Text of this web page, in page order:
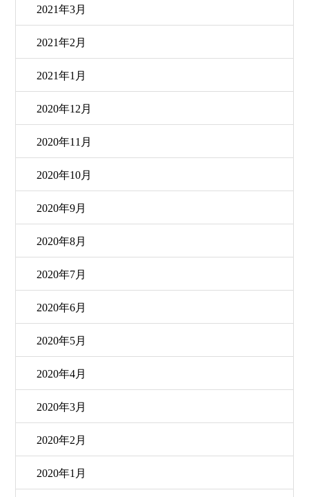
2021年3月
2021年2月
2021年1月
2020年12月
2020年11月
2020年10月
2020年9月
2020年8月
2020年7月
2020年6月
2020年5月
2020年4月
2020年3月
2020年2月
2020年1月